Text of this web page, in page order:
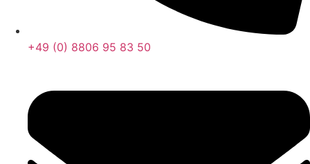
+49 (0) 8806 95 83 50